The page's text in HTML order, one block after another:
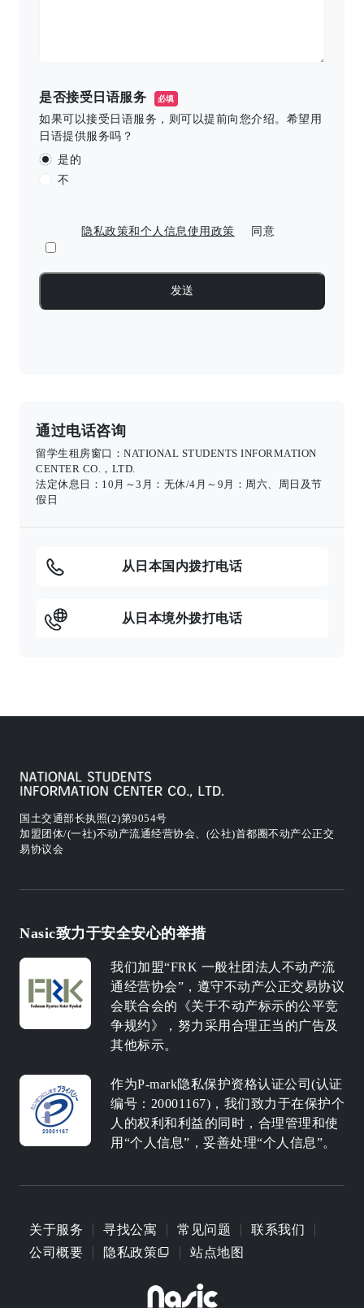
是否接受日语服务 必填
如果可以接受日语服务，则可以提前向您介绍。希望用
日语提供服务吗？
是的
不
隐私政策和个人信息使用政策 同意
通过电话咨询
留学生租房窗口：NATIONAL STUDENTS INFORMATION
CENTER CO.，LTD.
法定休息日：10月～3月：无休/4月～9月：周六、周日及节
假日
从日本国内拨打电话
从日本境外拨打电话
国土交通部长执照(2)第9054号
加盟团体/(一社)不动产流通经营协会、(公社)首都圈不动产公正交
易协议会
Nasic致力于安全安心的举措
我们加盟“FRK 一般社团法人不动产流
通经营协会”，遵守不动产公正交易协议
会联合会的《关于不动产标示的公平竞
争规约》，努力采用合理正当的广告及
其他标示。
作为P-mark隐私保护资格认证公司(认证
编号：20001167)，我们致力于在保护个
人的权利和利益的同时，合理管理和使
用“个人信息”，妥善处理“个人信息”。
关于服务 寻找公寓 常见问题
联系我们
公司概要
隐私政策 站点地图